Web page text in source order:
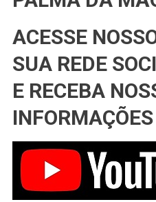
ACESSE
SUA REDE
E RECEBA
INFORMAÇÕES